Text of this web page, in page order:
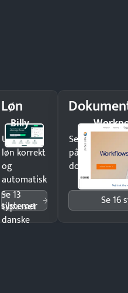
Løn
Billy
Udbetal
løn korrekt
og
automatisk
—
tilpasset
danske
Se 13
systemer
Send
på minutter
dokumenter.
Se 16